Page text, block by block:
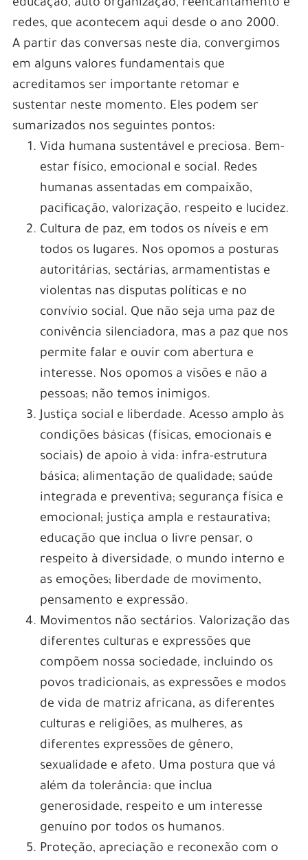
educação, auto organização, reencantamento e
redes, que acontecem aqui desde o ano 2000.
A partir das conversas neste dia, convergimos
em alguns valores fundamentais que
acreditamos ser importante retomar e
sustentar neste momento. Eles podem ser
sumarizados nos seguintes pontos:
Vida humana sustentável e preciosa. Bem-
estar físico, emocional e social. Redes
humanas assentadas em compaixão,
pacificação, valorização, respeito e lucidez.
Cultura de paz, em todos os níveis e em
todos os lugares. Nos opomos a posturas
autoritárias, sectárias, armamentistas e
violentas nas disputas políticas e no
convívio social. Que não seja uma paz de
conivência silenciadora, mas a paz que nos
permite falar e ouvir com abertura e
interesse. Nos opomos a visões e não a
pessoas; não temos inimigos.
Justiça social e liberdade. Acesso amplo às
condições básicas (físicas, emocionais e
sociais) de apoio à vida: infra-estrutura
básica; alimentação de qualidade; saúde
integrada e preventiva; segurança física e
emocional; justiça ampla e restaurativa;
educação que inclua o livre pensar, o
respeito à diversidade, o mundo interno e
as emoções; liberdade de movimento,
pensamento e expressão.
Movimentos não sectários. Valorização das
diferentes culturas e expressões que
compõem nossa sociedade, incluindo os
povos tradicionais, as expressões e modos
de vida de matriz africana, as diferentes
culturas e religiões, as mulheres, as
diferentes expressões de gênero,
sexualidade e afeto. Uma postura que vá
além da tolerância: que inclua
generosidade, respeito e um interesse
genuíno por todos os humanos.
Proteção, apreciação e reconexão com o